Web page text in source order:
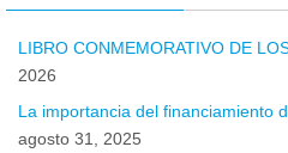
LIBRO CONMEMORATIVO DE
2026
La importancia del financiamiento
agosto 31, 2025